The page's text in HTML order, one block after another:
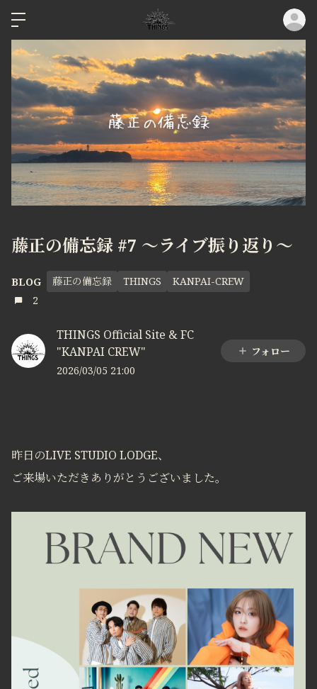
藤正の備忘録 #7 〜ライブ振り返り〜
BLOG 藤正の備忘録 THINGS
KANPAI-CREW
2
THINGS Official Site & FC
"KANPAI CREW"
2026/03/05 21:00
フォロー
昨日のLIVE STUDIO LODGE、
ご来場いただきありがとうございました。